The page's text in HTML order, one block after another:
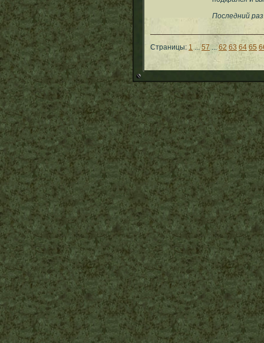
Последний
Страницы: 1 ...57 ...62 63 64 65